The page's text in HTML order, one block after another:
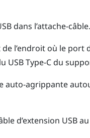
dans l’attache-câble.
l’endroit où le port
USB Type-Cdu
auto-agrippante
d’extension USB